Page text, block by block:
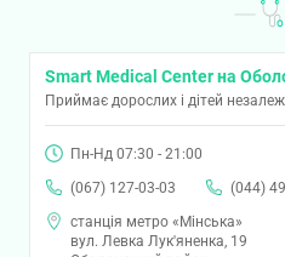
Smart Medical Center на
Приймає дорослих і дітей
Пн-Нд 07:30 - 21:00
(067) 127-03-03
(044)
станція метро «Мінська»
вул. Левка Лук'яненка, 19